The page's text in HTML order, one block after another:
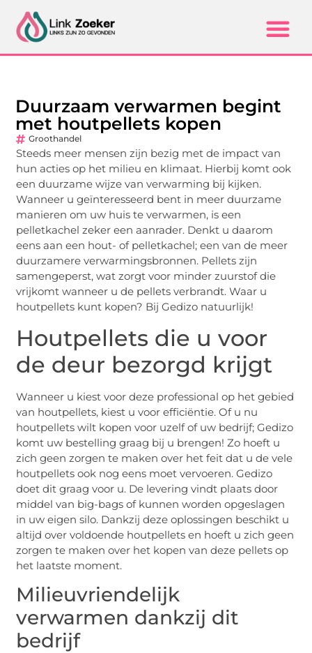
Duurzaam verwarmen begint
met houtpellets kopen
Groothandel
Steeds meer mensen zijn bezig met de impact van
hun acties op het milieu en klimaat. Hierbij komt ook
een duurzame wijze van verwarming bij kijken.
Wanneer u geïnteresseerd bent in meer duurzame
manieren om uw huis te verwarmen, is een
pelletkachel zeker een aanrader. Denkt u daarom
eens aan een hout- of pelletkachel; een van de meer
duurzamere verwarmingsbronnen. Pellets zijn
samengeperst, wat zorgt voor minder zuurstof die
vrijkomt wanneer u de pellets verbrandt. Waar u
houtpellets kunt kopen? Bij Gedizo natuurlijk!
Houtpellets die u voor
de deur bezorgd krijgt
Wanneer u kiest voor deze professional op het gebied
van houtpellets, kiest u voor efficiëntie. Of u nu
houtpellets wilt kopen voor uzelf of uw bedrijf; Gedizo
komt uw bestelling graag bij u brengen! Zo hoeft u
zich geen zorgen te maken over het feit dat u de vele
houtpellets ook nog eens moet vervoeren. Gedizo
doet dit graag voor u. De levering vindt plaats door
middel van big-bags of kunnen worden opgeslagen
in uw eigen silo. Dankzij deze oplossingen beschikt u
altijd over voldoende houtpellets en hoeft u zich geen
zorgen te maken over het kopen van deze pellets op
het laatste moment.
Milieuvriendelijk
verwarmen dankzij dit
bedrijf